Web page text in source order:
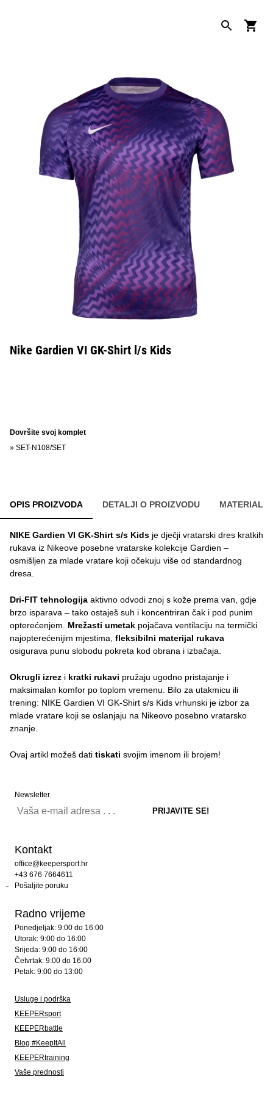
Nike Gardien VI GK-Shirt l/s Kids
Dovršite svoj komplet
» SET-N108/SET
OPIS PROIZVODA DETALJI O PROIZVODU MATERIAL
NIKE Gardien VI GK-Shirt s/s Kids je dječji vratarski dres kratkih
rukava iz Nikeove posebne vratarske kolekcije Gardien –
osmišljen za mlade vratare koji očekuju više od standardnog
dresa.
Dri-FIT tehnologija aktivno odvodi znoj s kože prema van, gdje
brzo isparava – tako ostaješ suh i koncentriran čak i pod punim
opterećenjem. Mrežasti umetak pojačava ventilaciju na termički
najopterećenijim mjestima, fleksibilni materijal rukava
osigurava punu slobodu pokreta kod obrana i izbačaja.
Okrugli izrez i kratki rukavi pružaju ugodno pristajanje i
maksimalan komfor po toplom vremenu. Bilo za utakmicu ili
trening: NIKE Gardien VI GK-Shirt s/s Kids vrhunski je izbor za
mlade vratare koji se oslanjaju na Nikeovo posebno vratarsko
znanje.
Ovaj artikl možeš dati tiskati svojim imenom ili brojem!
Newsletter
Kontakt
office@keepersport.hr
+43 676 7664611
Pošaljite poruku
Radno vrijeme
Ponedjeljak: 9:00 do 16:00
Utorak: 9:00 do 16:00
Srijeda: 9:00 do 16:00
Četvrtak: 9:00 do 16:00
Petak: 9:00 do 13:00
Usluge i podrška
KEEPERsport
KEEPERbattle
Blog #KeepItAll
KEEPERtraining
Vaše prednosti